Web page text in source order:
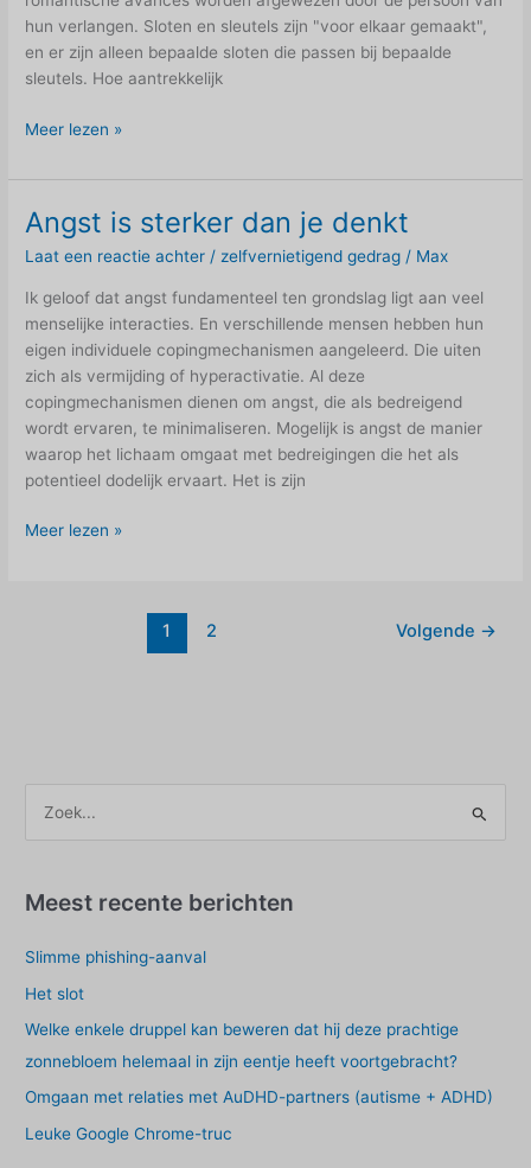
hun verlangen. Sloten en sleutels zijn "voor elkaar gemaakt",
en er zijn alleen bepaalde sloten die passen bij bepaalde
sleutels. Hoe aantrekkelijk
In
slot
je
sleutel?
Meer lezen »
Angst is sterker dan je denkt
Laat een reactie achter /zelfvernietigend gedrag / Max
Ik geloof dat angst fundamenteel ten grondslag ligt aan veel
menselijke interacties. En verschillende mensen hebben hun
eigen individuele copingmechanismen aangeleerd. Die uiten
zich als vermijding of hyperactivatie. Al deze
copingmechanismen dienen om angst, die als bedreigend
wordt ervaren, te minimaliseren. Mogelijk is angst de manier
waarop het lichaam omgaat met bedreigingen die het als
potentieel dodelijk ervaart. Het is zijn
Angst
Meer lezen »
1 2 Volgende →
k
n
n
a
a
Meest recente berichten
Slimme phishing-aanval
Het slot
Welke enkele druppel kan beweren dat hij deze prachtige
zonnebloem helemaal in zijn eentje heeft voortgebracht?
Omgaan met relaties met AuDHD-partners (autisme + ADHD)
Leuke Google Chrome-truc